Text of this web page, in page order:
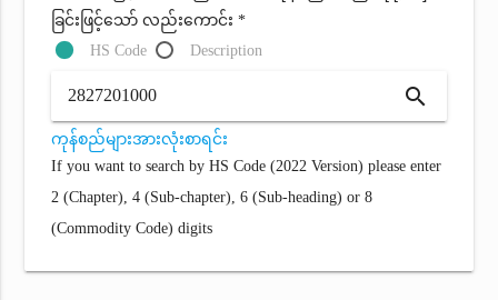
ခြင်းဖြင့်သော် လည်းကောင်း *
HS Code
Description
search
ကုန်စည်များအားလုံးစာရင်း
If you want to search by HS Code (2022 Version) please enter
2 (Chapter), 4 (Sub-chapter), 6 (Sub-heading) or 8
(Commodity Code) digits